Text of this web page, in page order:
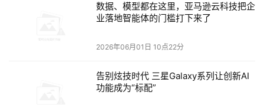
数字性能的同时更快地隔离和解决问题。而最重要的则是公
统一解决方案为终端用户设备及应用引入了单一许可证，并
流程，使企业能够跨应用和终端用户设备来进行快速灵活的
部署工作，进而监测云迁移，数据中心整合或办公室扩展等
数据、模型都在这里，亚马逊云科技把企
业落地智能体的门槛打下来了
2026年06月01日 10点22分
告别炫技时代 三星Galaxy系列让创新AI
功能成为“标配”